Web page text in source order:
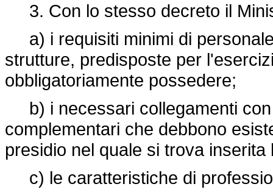
3. Con lo stesso decreto il
a) i requisiti minimi di
strutture, predisposte per
obbligatoriamente possedere;
b) i necessari collegamenti con
complementari che debbono
presidio nel quale si trova inserita
c) le caratteristiche di